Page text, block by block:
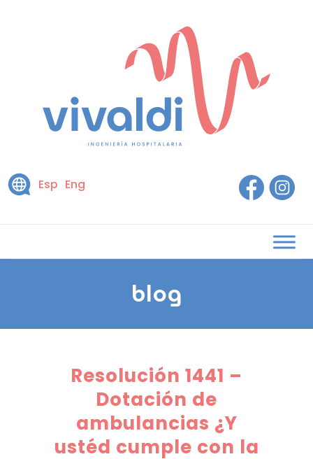
Esp Eng
blog
Resolución 1441 –
Dotación de
ambulancias ¿Y
ustéd cumple con la